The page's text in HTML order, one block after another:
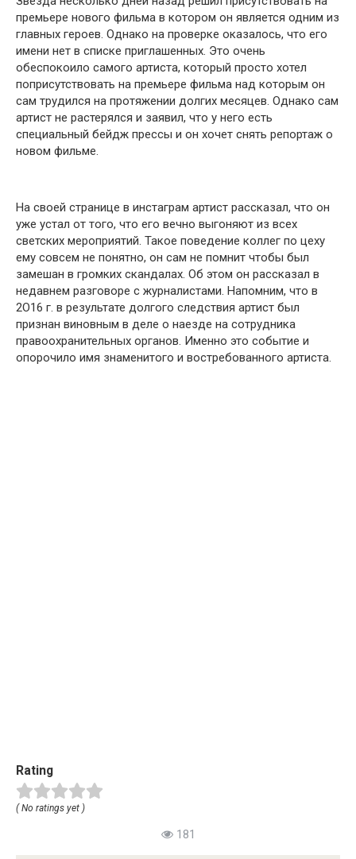
премьере нового фильма в котором он является одним из
главных героев. Однако на проверке оказалось, что его
имени нет в списке приглашенных. Это очень
обеспокоило самого артиста, который просто хотел
поприсутствовать на премьере фильма над которым он
сам трудился на протяжении долгих месяцев. Однако сам
артист не растерялся и заявил, что у него есть
специальный бейдж прессы и он хочет снять репортаж о
новом фильме.
На своей странице в инстаграм артист рассказал, что он
уже устал от того, что его вечно выгоняют из всех
светских мероприятий. Такое поведение коллег по цеху
ему совсем не понятно, он сам не помнит чтобы был
замешан в громких скандалах. Об этом он рассказал в
недавнем разговоре с журналистами. Напомним, что в
2О16 г. в результате долгого следствия артист был
признан виновным в деле о наезде на сотрудника
правоохранительных органов. Именно это событие и
опорочило имя знаменитого и востребованного артиста.
Rating
( No ratings yet )
181